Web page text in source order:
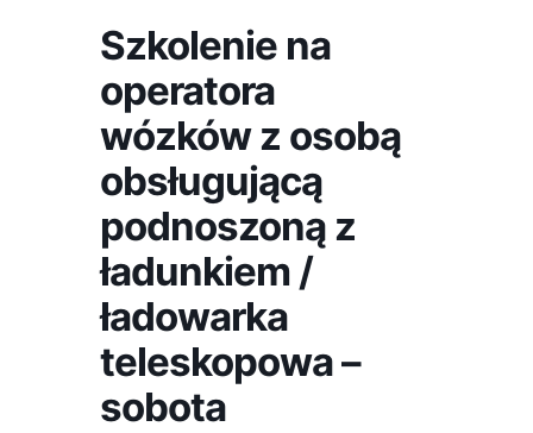
Szkolenie na
operatora
wózków z osobą
obsługującą
podnoszoną z
ładunkiem /
ładowarka
teleskopowa –
sobota